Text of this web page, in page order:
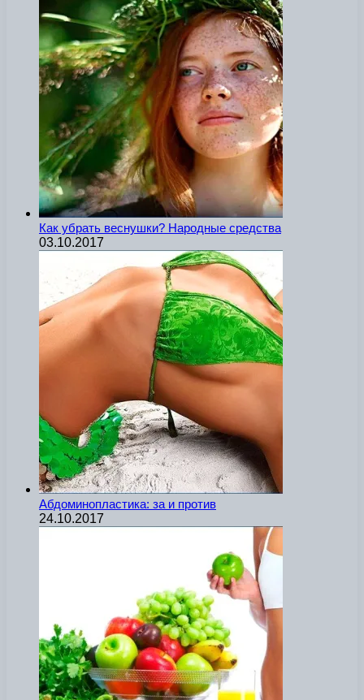
Как убрать веснушки? Народные средства
03.10.2017
Абдоминопластика: за и против
24.10.2017